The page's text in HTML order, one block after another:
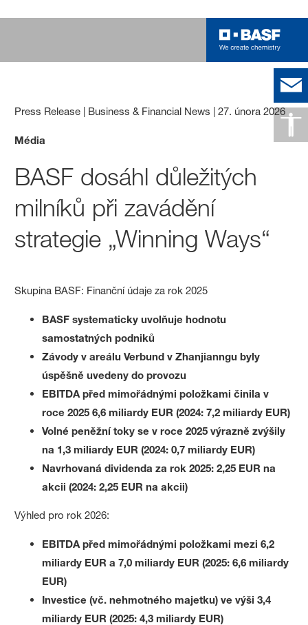
Press Release | Business & Financial News |27. února 2026
Média
BASF dosáhl důležitých
milníků při zavádění
strategie „Winning Ways“
Skupina BASF: Finanční údaje za rok 2025
BASF systematicky uvolňuje hodnotu
samostatných podniků
Závody v areálu Verbund v Zhanjianngu byly
úspěšně uvedeny do provozu
EBITDA před mimořádnými položkami činila v
roce 2025 6,6 miliardy EUR (2024: 7,2 miliardy EUR)
Volné peněžní toky se v roce 2025 výrazně zvýšily
na 1,3 miliardy EUR (2024: 0,7 miliardy EUR)
Navrhovaná dividenda za rok 2025: 2,25 EUR na
akcii (2024: 2,25 EUR na akcii)
Výhled pro rok 2026:
EBITDA před mimořádnými položkami mezi 6,2
miliardy EUR a 7,0 miliardy EUR (2025: 6,6 miliardy
EUR)
Investice (vč. nehmotného majetku) ve výši 3,4
miliardy EUR (2025: 4,3 miliardy EUR)